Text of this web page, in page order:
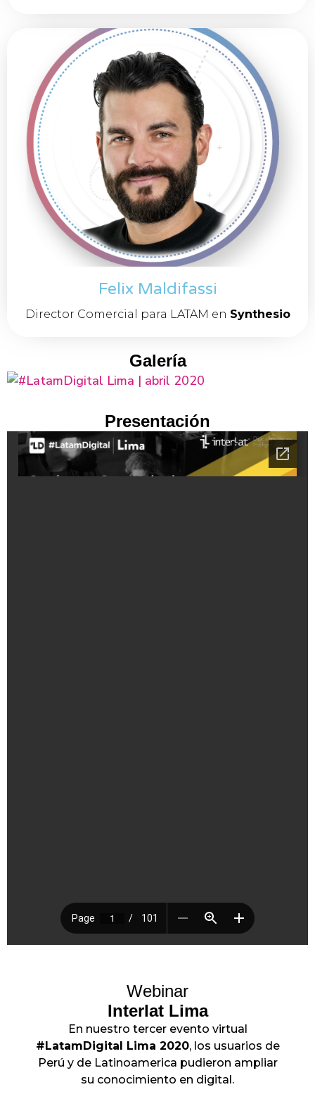
Felix Maldifassi
Director Comercial para LATAM en Synthesio
Galería
Presentación
Webinar
Interlat Lima
En nuestro tercer evento virtual
#LatamDigital Lima 2020, los usuarios de
Perú y de Latinoamerica pudieron ampliar
su conocimiento en digital.